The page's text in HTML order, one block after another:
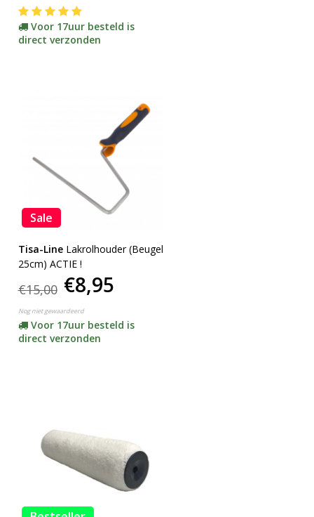
Voor 17uur besteld is
direct verzonden
Sale
Tisa-Line Lakrolhouder (Beugel
25cm) ACTIE !
€15,00 €8,95
Nog niet gewaardeerd
Voor 17uur besteld is
direct verzonden